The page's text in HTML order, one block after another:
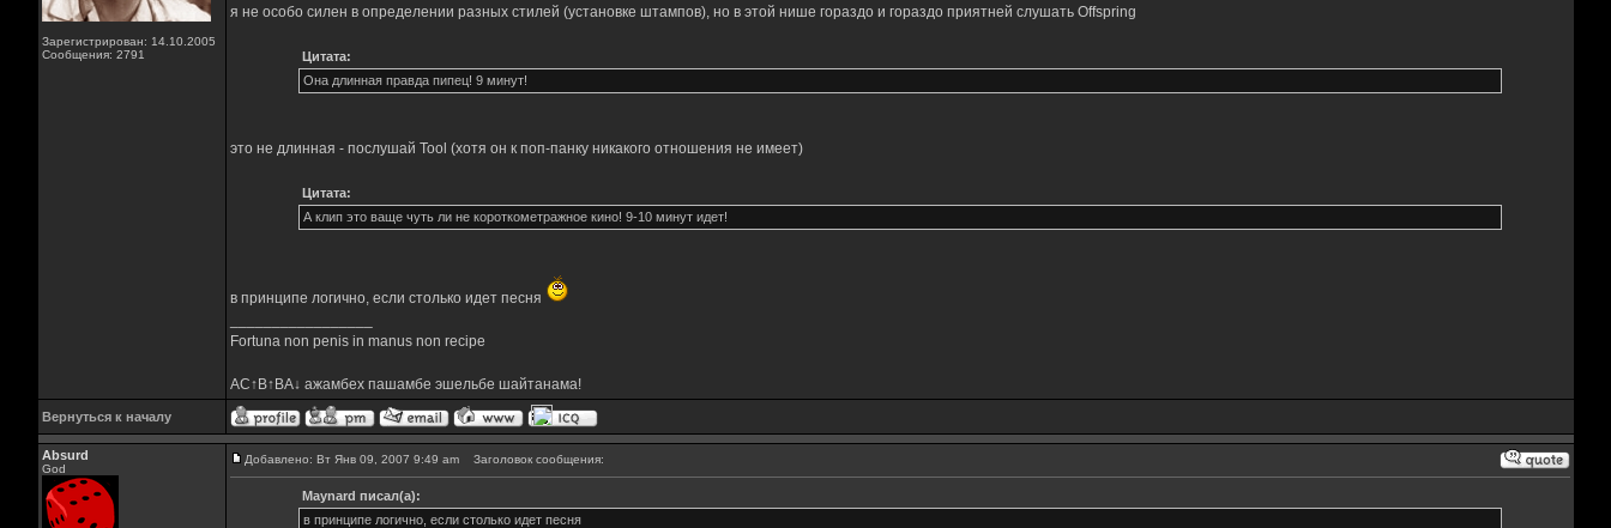
Зарегистрирован: 14.10.2005
Сообщения: 2791
я не особо силен в определении разных стилей (установке штампов), но в этой нише гораздо и гораздо приятней слушать Offspring
Цитата:
Она длинная правда пипец! 9 минут!
это не длинная - послушай Tool (хотя он к поп-панку никакого отношения не имеет)
Цитата:
А клип это ваще чуть ли не короткометражное кино! 9-10 минут идет!
в принципе логично, если столько идет песня
Fortuna non penis in manus non recipe
AC↑B↑BA↓ ажамбех пашамбе эшельбе шайтанама!
Вернуться к началу
Absurd
God
Добавлено: Вт Янв 09, 2007 9:49 am Заголовок сообщения:
Maynard писал(а):
в принципе логично, если столько идет песня